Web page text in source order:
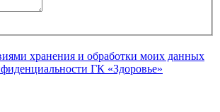
хранения и обработки моих данных
ГК «Здоровье»